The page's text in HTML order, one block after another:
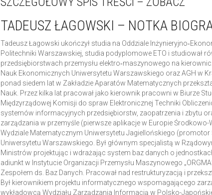
TADEUSZ ŁAGOWSKI – NOTKA
Tadeusz Łagowski ukończył studia na Oddziale
Politechniki Warszawskiej, studia podyplomowe ETO i studiował
przedsiębiorstwach przemysłu elektro‑maszynowego na
Nauk Ekonomicznych Uniwersytetu Warszawskiego oraz AGH w
ponad siedem lat w Zakładzie Aparatów Matematycznych
Nauk. Przez kilka lat pracował jako kierownik pracowni w Biurze
Międzyrządowej Komisji do spraw Elektronicznej Techniki
systemów informacyjnych przedsiębiorstw, zaopatrzenia i zbytu
zarządzania w przemyśle (pierwsze aplikacje w Europie
Wydziale Matematycznym Uniwersytetu Jagiellońskiego
Uniwersytetu Warszawskiego. Był głównym specjalistą w
Ministrów projektując i wdrażając system baz danych o
adiunkt w Instytucie Organizacji Przemysłu Maszynowego
Zespołem ds. Baz Danych. Pracował nad restrukturyzacją i
Był kierownikiem projektu informatycznego wspomagającego
wykładowcą Wydziału Zarządzania Informacją w Polsko-